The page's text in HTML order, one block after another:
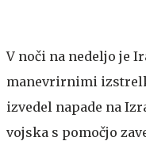
V noči na nedeljo je
manevrirnimi
izvedel napade na
vojska s pomočjo